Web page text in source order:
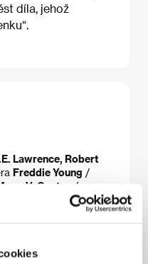
díla, jehož
Lawrence, Robert
Freddie Young /
Anne V. Coates
/
Sam Spiegel/
Peter O'Toole,